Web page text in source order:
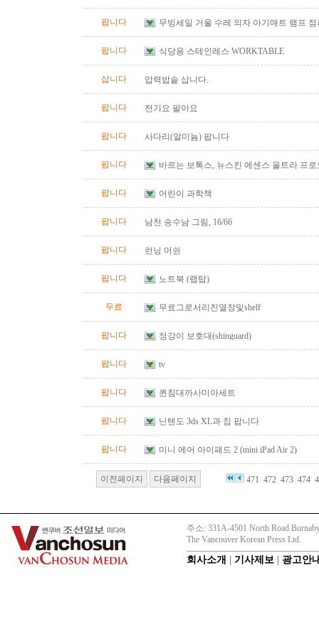
팝니다 무빙세일 거울 수레 의자 아기매트 램프
팝니다 식당용 스테인레스 WORKTABLE
삽니다 압력밥솥 삽니다.
팝니다 전기요 팔아요
팝니다 사다리(알미늄) 팝니다
팝니다 바르는 보톡스, 뉴스킨 에센스 울트라 프로
팝니다 어린이 과학책
팝니다 남천 송수남 그림, 16/66
팝니다 런닝 머쉰
팝니다 노트북 (랩탑)
무료 무료그로서리진열장및shelf
팝니다 정강이 보호대(shinguard)
팝니다 tv
팝니다 퀸침대까사미아세트
팝니다 닌텐도 3ds XL과 칩 팝니다
팝니다 미니 에어 아이패드 2 (mini iPad Air 2)
이전페이지 다음페이지 471 472 473 474
주소: 331A-4501 North Road
The Vancouver Korean Press Ltd.
회사소개 기사제보 광고안